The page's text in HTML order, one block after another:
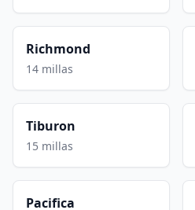
Richmond
14 millas
Tiburon
15 millas
Pacifica